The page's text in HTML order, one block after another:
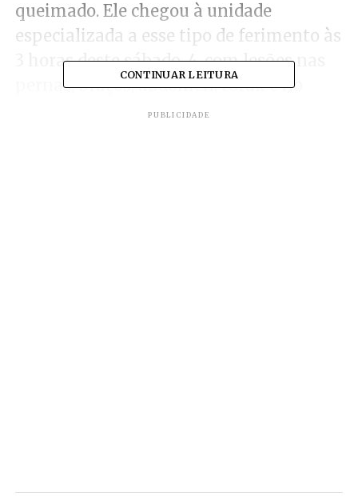
queimado. Ele chegou à unidade
especializada a esse tipo de ferimento às
3 horas deste sábado, 4, com lesões nas
pernas, braços, abdômen, tórax e no
CONTINUAR LEITURA
PUBLICIDADE